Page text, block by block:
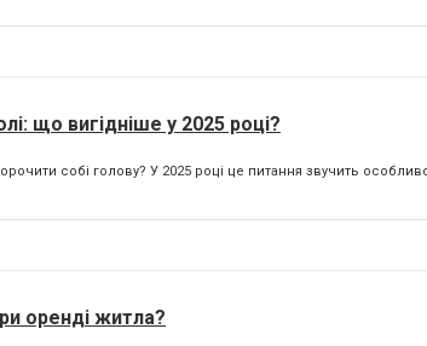
що вигідніше у 2025 році?
собі голову? У 2025 році це питання звучить особливо
оренді житла?